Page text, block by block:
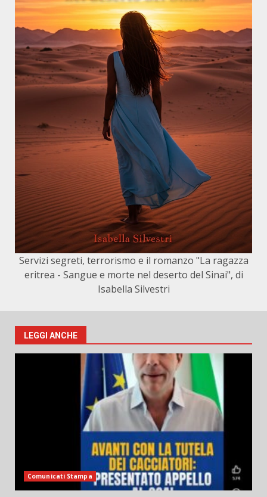
Servizi segreti, terrorismo e il romanzo "La ragazza
eritrea - Sangue e morte nel deserto del Sinai", di
Isabella Silvestri
LEGGI ANCHE
Comunicati Stampa